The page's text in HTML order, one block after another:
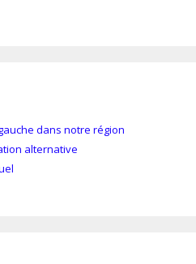
dans notre région
alternative